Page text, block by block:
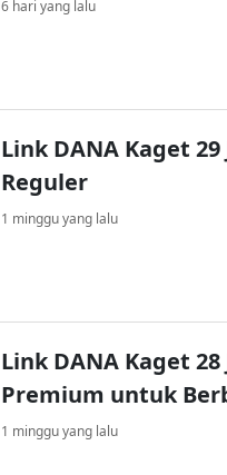
6 hari yang lalu
Link DANA Kaget
Reguler
1 minggu yang lalu
Link DANA Kaget
Premium untuk
1 minggu yang lalu